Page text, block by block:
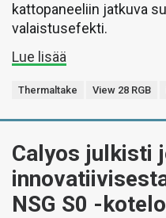
kattopaneeliin jatkuva
valaistusefekti.
Lue lisää
Thermaltake View 28 RGB
Calyos julkisti
NSG S0 -